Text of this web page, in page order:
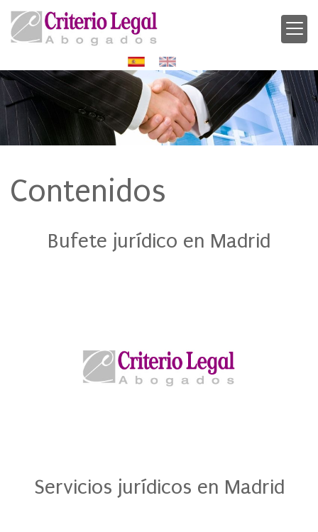
Contenidos
Bufete jurídico en Madrid
Servicios jurídicos en Madrid